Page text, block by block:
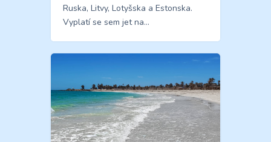
Ruska, Litvy, Lotyšska a Estonska.
Vyplatí se sem jet na…